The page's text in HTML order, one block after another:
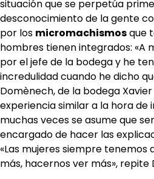
situación que se perpetúa
desconocimiento de la gente
por los micromachismosque
hombres tienen integrados: «A
por el jefe de la bodega y he
incredulidad cuando he dicho
Domènech, de la bodega
experiencia similar a la hora de
muchas veces se asume que
encargado de hacer las
«Las mujeres siempre tenemos
más, hacernos ver más», repite